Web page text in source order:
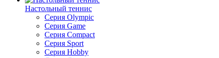
Настольный теннис
Серия Olympic
Серия Game
Серия Compact
Серия Sport
Серия Hobby